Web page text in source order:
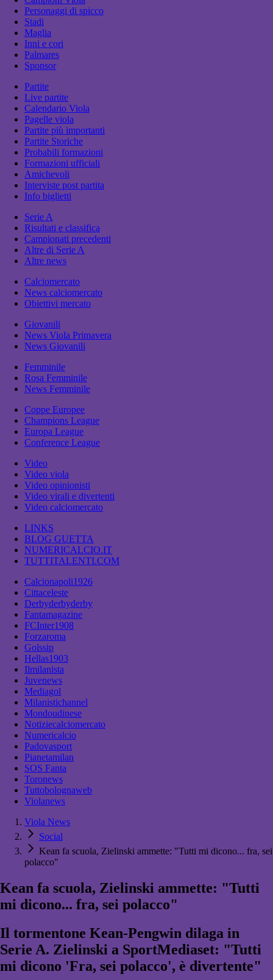
Personaggi di spicco
Stadi
Maglia
Inni e cori
Palmares
Sponsor
Partite
Live partite
Calendario Viola
Pagelle viola
Partite più importanti
Partite Storiche
Probabili formazioni
Formazioni ufficiali
Amichevoli
Interviste post partita
Info biglietti
Serie A
Risultati e classifica
Campionati precedenti
Altre di Serie A
Altre news
Calciomercato
News calciomercato
Obiettivi mercato
Giovanili
News Viola Primavera
News Giovanili
Femminile
Rosa Femminile
News Femminile
Coppe Europee
Champions League
Europa League
Conference League
Video
Video viola
Video opinionisti
Video virali e divertenti
Video calciomercato
LINKS
BLOG GUETTA
NUMERICALCIO.IT
TUTTITALENTI.COM
Calcionapoli1926
Cittaceleste
Derbyderbyderby
Fantamagazine
FCInter1908
Forzaroma
Golssip
Hellas1903
Ilmilanista
Juvenews
Mediagol
Milanistichannel
Mondoudinese
Notiziecalciomercato
Numericalcio
Padovasport
Pianetamilan
SOS Fanta
Toronews
Tuttobolognaweb
Violanews
Viola News
Social
Kean fa scuola, Zielinski ammette: "Tutti mi dicono... fra, sei
polacco"
Kean fa scuola, Zielinski ammette: "Tutti
mi dicono... fra, sei polacco"
Il tormentone Kean-Pengwin dilaga in
Serie A. Zielinski a SportMediaset: "Tutti
mi dicono 'Fra, sei polacco', è divertente"